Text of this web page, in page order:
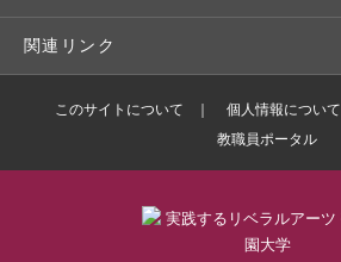
奨学金・特待生（在学生向け）
施設・設備の貸し出し
研究論文
出版物
関連リンク
バドミントン部ブログ
敬和学園高等学校
このサイトについて 個人情報について
教職員ポータル